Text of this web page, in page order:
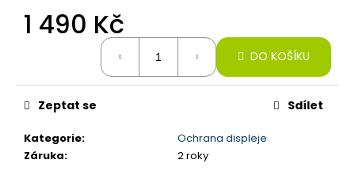
1 490 Kč
DO KOŠÍKU
Kategorie:
Ochrana displeje
Záruka: 2 roky
Zeptat se Sdílet
16
PRO,
128GB,